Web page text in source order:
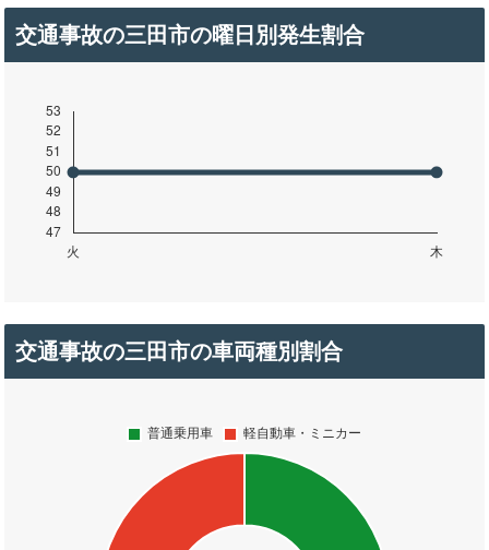
交通事故の三田市の曜日別発生割合
交通事故の三田市の車両種別割合